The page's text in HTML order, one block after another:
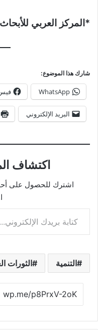
*المركز العربي
شارك هذا الموضوع:
WhatsApp
البريد الإلكتروني
اكتشاف
اشترك للحصول على
كتابة بريدك الإلكتروني...
التنمية الثورات